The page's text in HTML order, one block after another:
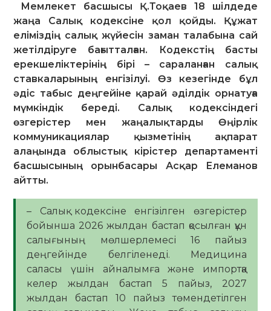
Мемлекет басшысы Қ.Тоқаев 18 шілдеде
жаңа Салық кодексіне қол қойды. Құжат
еліміздің салық жүйесін заман талабына сай
жетілдіруге бағытталған. Кодекстің басты
ерекшеліктерінің бірі – сараланған салық
ставкаларының енгізілуі. Өз кезегінде бұл
әдіс табыс деңгейіне қарай әділдік орнатуға
мүмкіндік береді. Салық кодексіндегі
өзгерістер мен жаңалықтарды Өңірлік
коммуникациялар қызметінің ақпарат
алаңында облыстық кірістер департаменті
басшысының орынбасары Асқар Елеманов
айтты.
– Салық кодексіне енгізілген өзгерістер
бойынша 2026 жылдан бастап қосылған құн
салығының мөлшерлемесі 16 пайыз
деңгейінде белгіленеді. Медицина
саласы үшін айналымға және импортқа
келер жылдан бастап 5 пайыз, 2027
жылдан бастап 10 пайыз төмендетілген